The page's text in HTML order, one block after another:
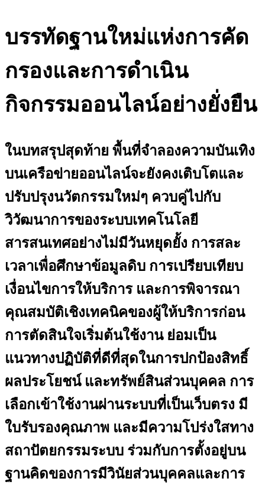
บรรทัดฐานใหม่แห่งการคัด
กรองและการดำเนิน
กิจกรรมออนไลน์อย่างยั่งยืน
ในบทสรุปสุดท้าย พื้นที่จำลองความบันเทิง
บนเครือข่ายออนไลน์จะยังคงเติบโตและ
ปรับปรุงนวัตกรรมใหม่ๆ ควบคู่ไปกับ
วิวัฒนาการของระบบเทคโนโลยี
สารสนเทศอย่างไม่มีวันหยุดยั้ง การสละ
เวลาเพื่อศึกษาข้อมูลดิบ การเปรียบเทียบ
เงื่อนไขการให้บริการ และการพิจารณา
คุณสมบัติเชิงเทคนิคของผู้ให้บริการก่อน
การตัดสินใจเริ่มต้นใช้งาน ย่อมเป็น
แนวทางปฏิบัติที่ดีที่สุดในการปกป้องสิทธิ์
ผลประโยชน์ และทรัพย์สินส่วนบุคคล การ
เลือกเข้าใช้งานผ่านระบบที่เป็นเว็บตรง มี
ใบรับรองคุณภาพ และมีความโปร่งใสทาง
สถาปัตยกรรมระบบ ร่วมกับการตั้งอยู่บน
ฐานคิดของการมีวินัยส่วนบุคคลและการ